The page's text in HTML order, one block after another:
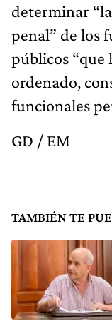
determinar
penal” de los
públicos
ordenado,
funcionales
GD / EM
TAMBIÉN TE